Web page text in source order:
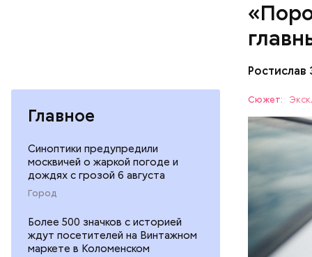
Главное
Синоптики предупредили
москвичей о жаркой погоде и
дождях с грозой 6 августа
Город
Более 500 значков с историей
ждут посетителей на Винтажном
маркете в Коломенском
Ростислав
Сюжет:
нужны и
Помимо
новые